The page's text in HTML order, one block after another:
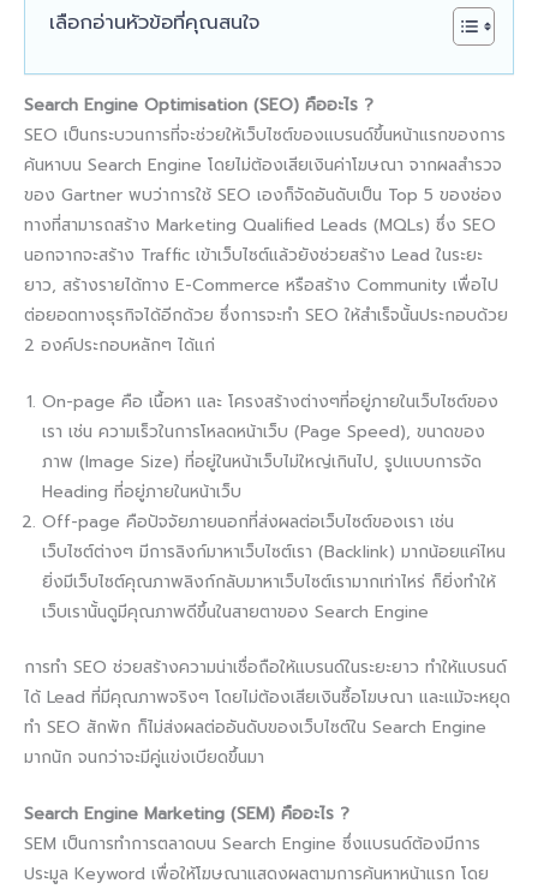
เลือกอ่านหัวข้อที่คุณสนใจ
Search Engine Optimisation (SEO) คืออะไร ?​
SEO เป็นกระบวนการที่จะช่วยให้เว็บไซต์ของแบรนด์ขึ้นหน้าแรกของการ
ค้นหาบน Search Engine โดยไม่ต้องเสียเงินค่าโฆษณา จากผลสำรวจ
ของ Gartner พบว่าการใช้ SEO เองก็จัดอันดับเป็น Top 5 ของช่อง
ทางที่สามารถสร้าง Marketing Qualified Leads (MQLs) ซึ่ง SEO
นอกจากจะสร้าง Traffic เข้าเว็บไซต์แล้วยังช่วยสร้าง Lead ในระยะ
ยาว, สร้างรายได้ทาง E-Commerce หรือสร้าง Community เพื่อไป
ต่อยอดทางธุรกิจได้อีกด้วย ซึ่งการจะทำ SEO ให้สำเร็จนั้นประกอบด้วย
2 องค์ประกอบหลักๆ ได้แก่
On-page คือ เนื้อหา และ โครงสร้างต่างๆที่อยู่ภายในเว็บไซต์ของ
เรา เช่น ความเร็วในการโหลดหน้าเว็บ (Page Speed), ขนาดของ
ภาพ (Image Size) ที่อยู่ในหน้าเว็บไม่ใหญ่เกินไป, รูปแบบการจัด
Heading ที่อยู่ภายในหน้าเว็บ
Off-page คือปัจจัยภายนอกที่ส่งผลต่อเว็บไซต์ของเรา เช่น
เว็บไซต์ต่างๆ มีการลิงก์มาหาเว็บไซต์เรา (Backlink) มากน้อยแค่ไหน
ยิ่งมีเว็บไซต์คุณภาพลิงก์กลับมาหาเว็บไซต์เรามากเท่าไหร่ ก็ยิ่งทำให้
เว็บเรานั้นดูมีคุณภาพดีขึ้นในสายตาของ Search Engine
การทำ SEO ช่วยสร้างความน่าเชื่อถือให้แบรนด์ในระยะยาว ทำให้แบรนด์
ได้ Lead ที่มีคุณภาพจริงๆ โดยไม่ต้องเสียเงินซื้อโฆษณา และแม้จะหยุด
ทำ SEO สักพัก ก็ไม่ส่งผลต่ออันดับของเว็บไซต์ใน Search Engine
มากนัก จนกว่าจะมีคู่แข่งเบียดขึ้นมา
Search Engine Marketing (SEM) คืออะไร ?​
SEM เป็นการทำการตลาดบน Search Engine ซึ่งแบรนด์ต้องมีการ
ประมูล Keyword เพื่อให้โฆษณาแสดงผลตามการค้นหาหน้าแรก โดย